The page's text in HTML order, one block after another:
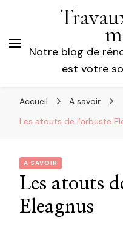
Notre blog de
est votre
Accueil
A savoir
Les atouts de l’arbuste
A SAVOIR
Les atouts
Eleagnus